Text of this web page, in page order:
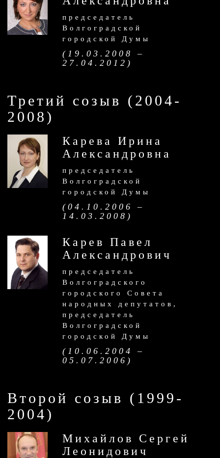
председатель
Волгоградской
городской Думы
(19.03.2008 –
27.04.2012)
Третий созыв (2004-
2008)
Карева Ирина
Александровна
председатель
Волгоградской
городской Думы
(04.10.2006 –
14.03.2008)
Карев Павел
Александрович
председатель
Волгоградского
городского Совета
народных депутатов,
председатель
Волгоградской
городской Думы
(10.06.2004 –
05.07.2006)
Второй созыв (1999-
2004)
Михайлов Сергей
Леонидович